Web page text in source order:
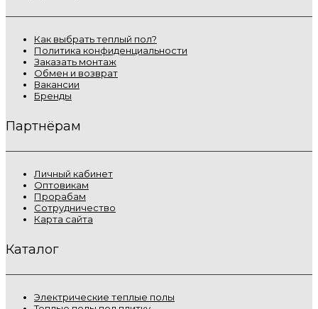
Как выбрать теплый пол?
Политика конфиденциальности
Заказать монтаж
Обмен и возврат
Вакансии
Бренды
Партнёрам
Личный кабинет
Оптовикам
Прорабам
Сотрудничество
Карта сайта
Каталог
Электрические теплые полы